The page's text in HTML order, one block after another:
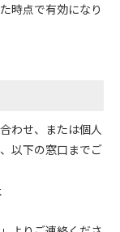
時点で有効になり
わせ、または個人
以下の窓口までご